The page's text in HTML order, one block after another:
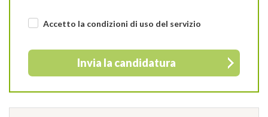
Accetto la condizioni di uso del servizio
Invia la candidatura